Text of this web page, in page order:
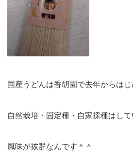
国産うどんは香胡園で去年からは
自然栽培・固定種・自家採種はし
風味が抜群なんです＾＾